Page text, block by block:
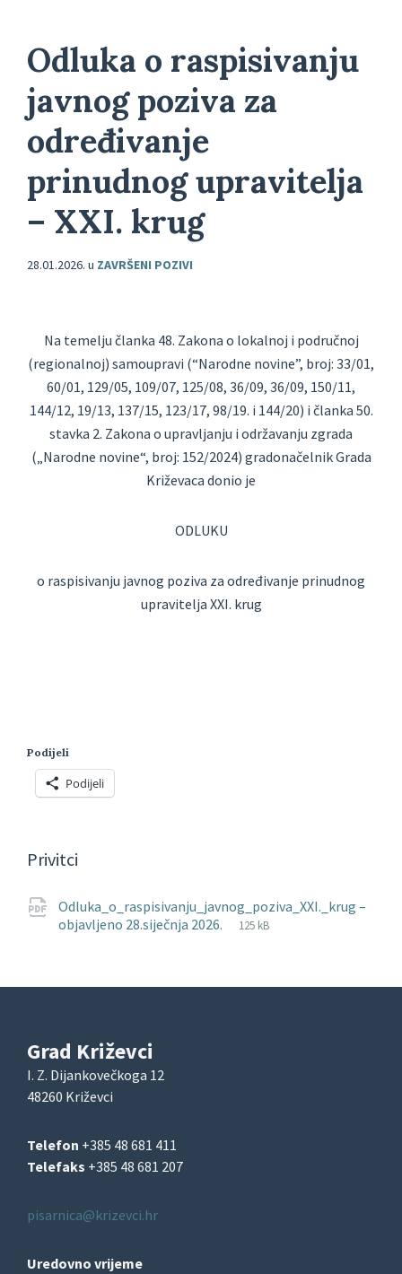
Odluka o raspisivanju
javnog poziva za
određivanje
prinudnog upravitelja
– XXI. krug
28.01.2026. u ZAVRŠENI POZIVI
Na temelju članka 48. Zakona o lokalnoj i područnoj
(regionalnoj) samoupravi (“Narodne novine”, broj: 33/01,
60/01, 129/05, 109/07, 125/08, 36/09, 36/09, 150/11,
144/12, 19/13, 137/15, 123/17, 98/19. i 144/20) i članka 50.
stavka 2. Zakona o upravljanju i održavanju zgrada
(„Narodne novine“, broj: 152/2024) gradonačelnik Grada
Križevaca donio je
ODLUKU
o raspisivanju javnog poziva za određivanje prinudnog
upravitelja XXI. krug
Podijeli
Podijeli
Privitci
Odluka_o_raspisivanju_javnog_poziva_XXI._krug –
objavljeno 28.siječnja 2026.
File
pdf
File
125 kB
Grad Križevci
I. Z. Dijankovečkoga 12
48260 Križevci
Telefon +385 48 681 411
Telefaks +385 48 681 207
pisarnica@krizevci.hr
Uredovno vrijeme